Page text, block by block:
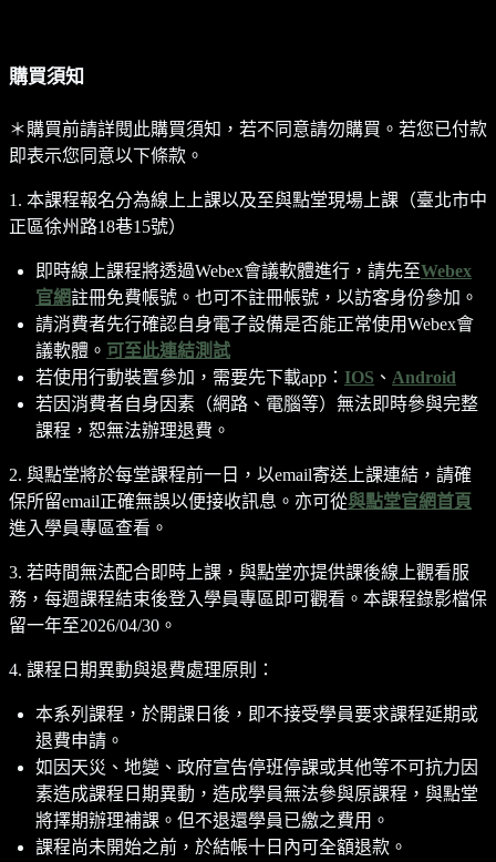
購買須知
＊購買前請詳閱此購買須知，若不同意請勿購買。若您已付款
即表示您同意以下條款。
1. 本課程報名分為線上上課以及至與點堂現場上課（臺北市中
正區徐州路18巷15號）
即時線上課程將透過Webex會議軟體進行，請先至Webex
官網註冊免費帳號。也可不註冊帳號，以訪客身份參加。
請消費者先行確認自身電子設備是否能正常使用Webex會
議軟體。 可至此連結測試
若使用行動裝置參加，需要先下載app： IOS 、 Android
若因消費者自身因素（網路、電腦等）無法即時參與完整
課程，恕無法辦理退費。
2. 與點堂將於每堂課程前一日，以email寄送上課連結，請確
保所留email正確無誤以便接收訊息。亦可從與點堂官網首頁
進入學員專區查看。
3. 若時間無法配合即時上課，與點堂亦提供課後線上觀看服
務，每週課程結束後登入學員專區即可觀看。本課程錄影檔保
留一年至2026/04/30。
4. 課程日期異動與退費處理原則：
本系列課程，於開課日後，即不接受學員要求課程延期或
退費申請。
如因天災、地變、政府宣告停班停課或其他等不可抗力因
素造成課程日期異動，造成學員無法參與原課程，與點堂
將擇期辦理補課。但不退還學員已繳之費用。
課程尚未開始之前，於結帳十日內可全額退款。